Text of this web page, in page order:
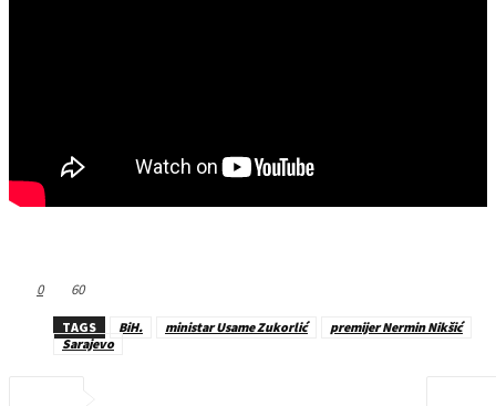
0 60
TAGS BiH. ministar Usame Zukorlić
premijer Nermin Nikšić
Sarajevo